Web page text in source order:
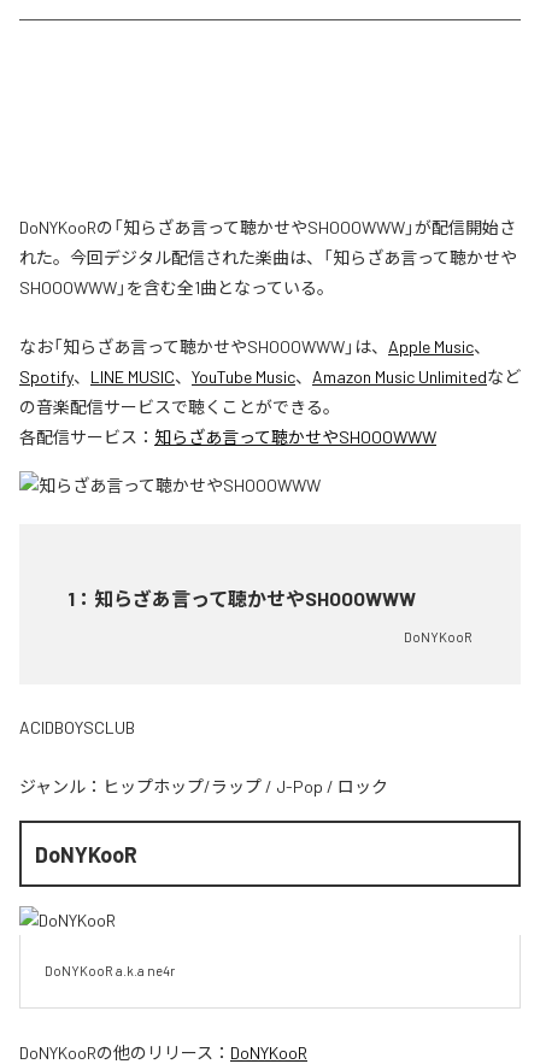
DoNYKooRの「知らざあ言って聴かせやSHOOOWWW」が配信開始さ
れた。今回デジタル配信された楽曲は、「知らざあ言って聴かせや
SHOOOWWW」を含む全1曲となっている。
なお「知らざあ言って聴かせやSHOOOWWW」は、 Apple Music、
Spotify、 LINE MUSIC、 YouTube Music、 Amazon Music Unlimitedなど
の音楽配信サービスで聴くことができる。
各配信サービス： 知らざあ言って聴かせやSHOOOWWW
1 ： 知らざあ言って聴かせやSHOOOWWW
DoNYKooR
ACIDBOYSCLUB
ジャンル： ヒップホップ/ラップ / J-Pop / ロック
DoNYKooR
DoNYKooR a.k.a ne4r
DoNYKooRの他のリリース： DoNYKooR